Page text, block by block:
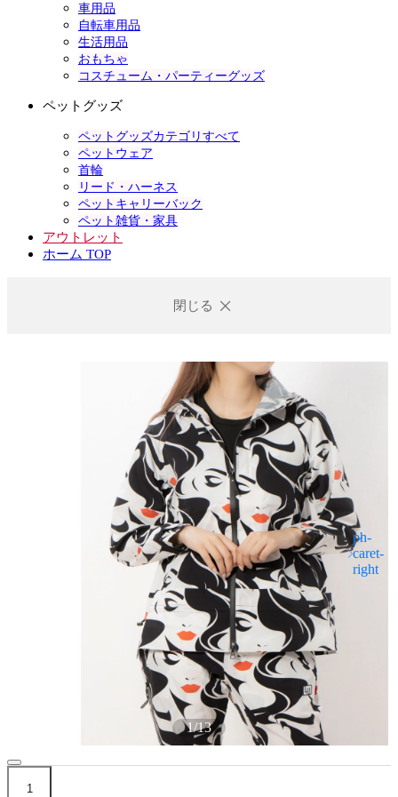
車用品
自転車用品
生活用品
おもちゃ
コスチューム・パーティーグッズ
ペットグッズ
ペットグッズカテゴリすべて
ペットウェア
首輪
リード・ハーネス
ペットキャリーバック
ペット雑貨・家具
アウトレット
ホーム TOP
閉じる
1/13
1